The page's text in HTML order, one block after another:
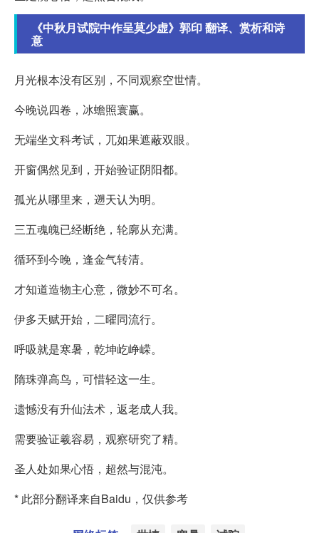
《中秋月试院中作呈莫少虚》郭印 翻译、赏析和诗
意
月光根本没有区别，不同观察空世情。
今晚说四卷，冰蟾照寰赢。
无端坐文科考试，兀如果遮蔽双眼。
开窗偶然见到，开始验证阴阳都。
孤光从哪里来，遡天认为明。
三五魂魄已经断绝，轮廓从充满。
循环到今晚，逢金气转清。
才知道造物主心意，微妙不可名。
伊多天赋开始，二曜同流行。
呼吸就是寒暑，乾坤屹峥嵘。
隋珠弹高鸟，可惜轻这一生。
遗憾没有升仙法术，返老成人我。
需要验证羲容易，观察研究了精。
圣人处如果心悟，超然与混沌。
* 此部分翻译来自Baidu，仅供参考